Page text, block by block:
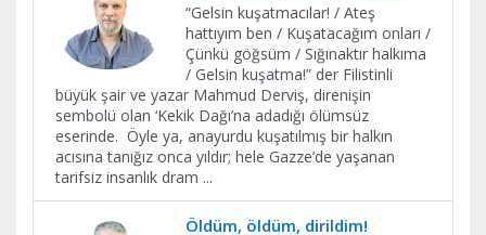
​“Gelsin kuşatmacılar! / Ateş
hattıyım ben / Kuşatacağım onları /
Çünkü göğsüm / Sığınaktır halkıma
/ Gelsin kuşatma!” der Filistinli
büyük şair ve yazar Mahmud Derviş, direnişin
sembolü olan ‘Kekik Dağı’na adadığı ölümsüz
eserinde. Öyle ya, anayurdu kuşatılmış bir halkın
acısına tanığız onca yıldır; hele Gazze’de yaşanan
tarifsiz insanlık dram ...
Öldüm, öldüm, dirildim!